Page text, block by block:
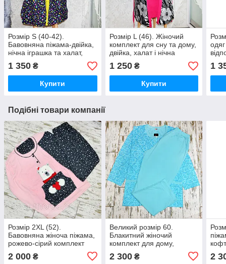
Розмір S (40-42).
Бавовняна піжама-двійка,
нічна іграшка та халат,
синьо-жовтого кольору,
Туреччина
1 350 ₴
Купити
Розмір L (46). Жіночий
комплект для сну та дому,
двійка, халат і нічна
сорочка пеньюар, сіро-
рожевий, Туреччина
1 250₴
Купити
1
Подібні товари компанії
Розмір 2XL (52).
Бавовняна жіноча піжама,
рожево-сірий комплект
Туреччина
2 000 ₴
Великий розмір 60.
Блакитний жіночий
комплект для дому,
піжама кофта та штани,
бавовна
2 300₴ 2